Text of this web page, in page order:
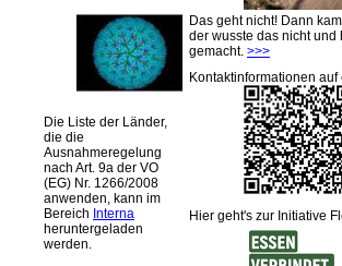
Die Liste der Länder,
die die
Ausnahmeregelung
nach Art. 9a der VO
(EG) Nr. 1266/2008
anwenden, kann im
Bereich Interna
heruntergeladen
werden.
Das geht nicht! Dann
der wusste das nicht und
gemacht. >>>
Kontaktinformationen
Hier geht's zur Initiative